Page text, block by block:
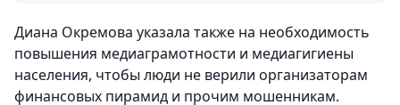
Диана Окремова указала также на необходимость
повышения медиаграмотности и медиагигиены
населения, чтобы люди не верили организаторам
финансовых пирамид и прочим мошенникам.